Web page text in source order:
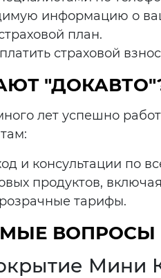
информацию о
план.
страховой
лет успешно
и консультации по
продуктов,
тарифы.
ВОПРОСЫ
Мини